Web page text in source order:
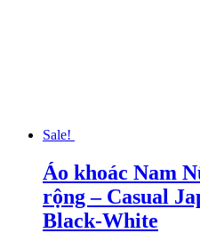
Sale!
Áo khoác Nam
rộng – Casual
Black-White